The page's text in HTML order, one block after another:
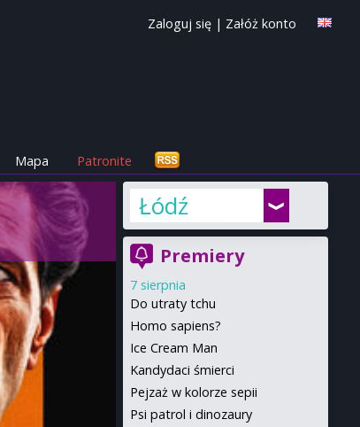
Zaloguj się | Załóż konto
Mapa Patronite
Łódź
Premiery
7 sierpnia
Do utraty tchu
Homo sapiens?
Ice Cream Man
Kandydaci śmierci
Pejzaż w kolorze sepii
Psi patrol i dinozaury